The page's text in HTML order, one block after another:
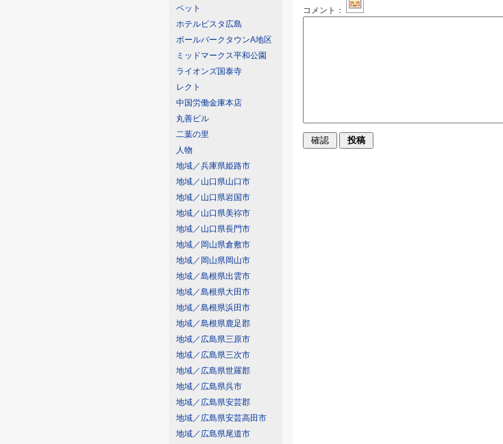
ペット
ホテルビスタ広島
ボールパークタウンA地区
ミッドマークス平和公園
ライオンズ国泰寺
レクト
中国労働金庫本店
丸善ビル
二葉の里
人物
地域／兵庫県姫路市
地域／山口県山口市
地域／山口県岩国市
地域／山口県美祢市
地域／山口県長門市
地域／岡山県倉敷市
地域／岡山県岡山市
地域／島根県出雲市
地域／島根県大田市
地域／島根県浜田市
地域／島根県鹿足郡
地域／広島県三原市
地域／広島県三次市
地域／広島県世羅郡
地域／広島県呉市
地域／広島県安芸郡
地域／広島県安芸高田市
地域／広島県尾道市
コメント：